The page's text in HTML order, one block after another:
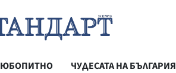
ЧУДЕСАТА НА БЪЛГАРИЯ